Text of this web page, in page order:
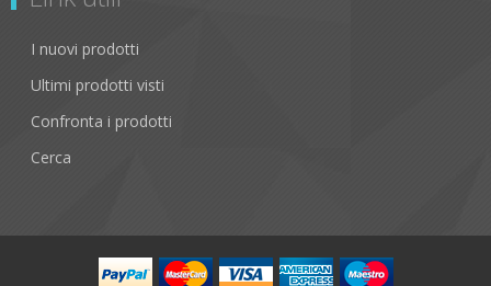
I nuovi prodotti
Ultimi prodotti visti
Confronta i prodotti
Cerca